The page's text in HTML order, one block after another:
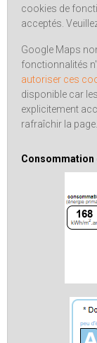
cookies de
acceptés.
Google Maps
fonctionnalités
autoriser ces
disponible car
explicitement
rafraîchir la page.
Consommation